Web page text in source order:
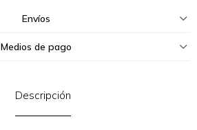
Envíos
Medios de pago
Descripción